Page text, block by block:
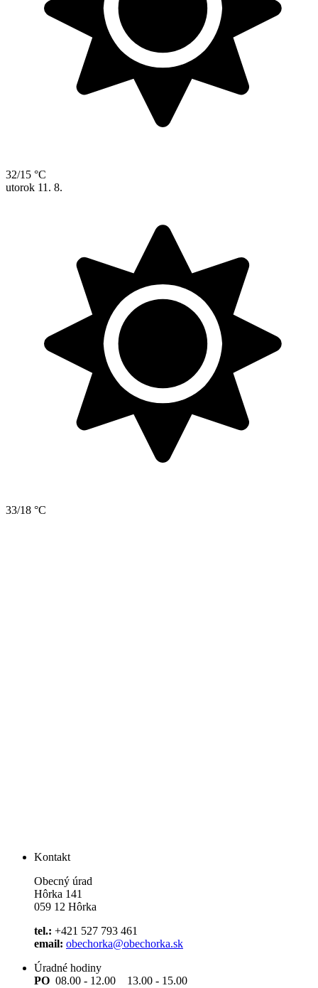
32/15 °C
utorok 11. 8.
33/18 °C
Kontakt
Obecný úrad
Hôrka 141
059 12 Hôrka
tel.: +421 527 793 461
email: obechorka@obechorka.sk
Úradné hodiny
PO 08.00 - 12.00 13.00 - 15.00